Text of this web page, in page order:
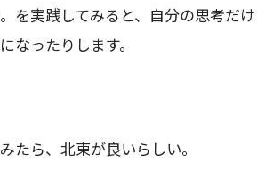
を実践してみると、自分の思考だ
なったりします。
たら、北東が良いらしい。